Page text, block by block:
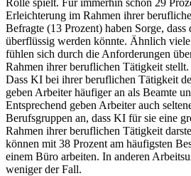
Erleichterung im Rahmen ihrer
Befragte (13 Prozent) haben Sorge,
überflüssig werden könnte. Ähnlich
fühlen sich durch die Anforderungen
Rahmen ihrer beruflichen Tätigkeit stellt.
Dass KI bei ihrer beruflichen Tätigkeit
geben Arbeiter häufiger an als Beamte
Entsprechend geben Arbeiter auch
Berufsgruppen an, dass KI für sie eine
Rahmen ihrer beruflichen Tätigkeit
können mit 38 Prozent am häufigsten
einem Büro arbeiten. In anderen
weniger der Fall.